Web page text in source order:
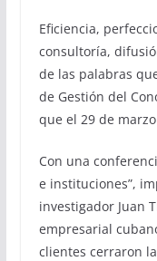
Eficiencia,
consultoría,
de las palabras
de Gestión del
que el 29 de
Con una
e instituciones”,
investigador Juan
empresarial
clientes cerraron